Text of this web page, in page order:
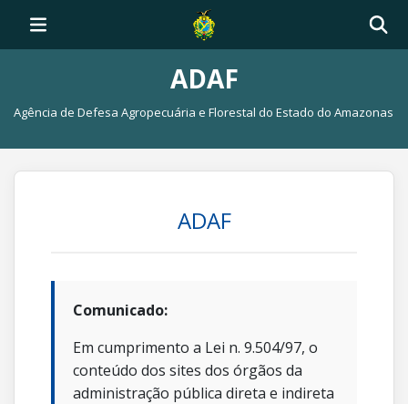
ADAF
Agência de Defesa Agropecuária e Florestal do Estado do Amazonas
ADAF
Comunicado:
Em cumprimento a Lei n. 9.504/97, o
conteúdo dos sites dos órgãos da
administração pública direta e indireta